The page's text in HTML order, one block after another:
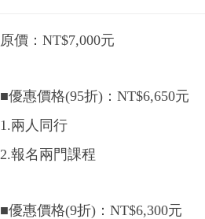
原價：NT$7,000元
■優惠價格(95折)：NT$6,650元
1.兩人同行
2.報名兩門課程
■優惠價格(9折)：NT$6,300元